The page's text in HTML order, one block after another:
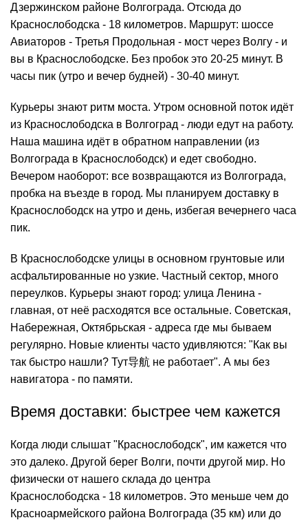
Дзержинском районе Волгограда. Отсюда до
Краснослободска - 18 километров. Маршрут: шоссе
Авиаторов - Третья Продольная - мост через Волгу - и
вы в Краснослободске. Без пробок это 20-25 минут. В
часы пик (утро и вечер будней) - 30-40 минут.
Курьеры знают ритм моста. Утром основной поток идёт
из Краснослободска в Волгоград - люди едут на работу.
Наша машина идёт в обратном направлении (из
Волгограда в Краснослободск) и едет свободно.
Вечером наоборот: все возвращаются из Волгограда,
пробка на въезде в город. Мы планируем доставку в
Краснослободск на утро и день, избегая вечернего часа
пик.
В Краснослободске улицы в основном грунтовые или
асфальтированные но узкие. Частный сектор, много
переулков. Курьеры знают город: улица Ленина -
главная, от неё расходятся все остальные. Советская,
Набережная, Октябрьская - адреса где мы бываем
регулярно. Новые клиенты часто удивляются: "Как вы
так быстро нашли? Тут导航 не работает". А мы без
навигатора - по памяти.
Время доставки: быстрее чем кажется
Когда люди слышат "Краснослободск", им кажется что
это далеко. Другой берег Волги, почти другой мир. Но
физически от нашего склада до центра
Краснослободска - 18 километров. Это меньше чем до
Красноармейского района Волгограда (35 км) или до